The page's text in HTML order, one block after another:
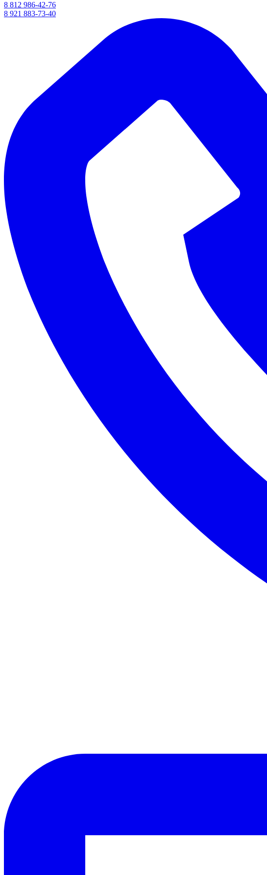
8 812 986-42-76
8 921 883-73-40